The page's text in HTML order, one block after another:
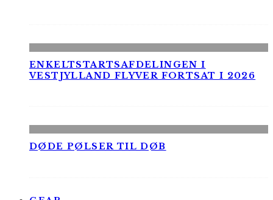
ENKELTSTARTSAFDELINGEN I
VESTJYLLAND FLYVER FORTSAT I 2026
DØDE PØLSER TIL DØB